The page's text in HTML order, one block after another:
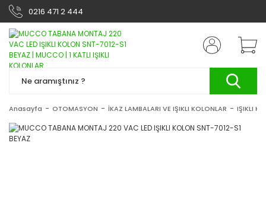
0216 471 2 444
Anasayfa OTOMASYON İKAZ LAMBALARI VE IŞIKLI KOLONLAR IŞIKLI